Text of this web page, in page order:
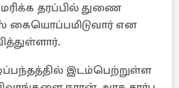
தரப்பில் துணை
கையொப்பமிடுவார் என
இடம்பெற்றுள்ள